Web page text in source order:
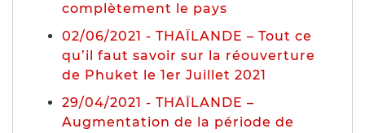
complètement le pays
02/06/2021 - THAÏLANDE – Tout ce
qu’il faut savoir sur la réouverture
de Phuket le 1er Juillet 2021
29/04/2021 - THAÏLANDE –
Augmentation de la période de